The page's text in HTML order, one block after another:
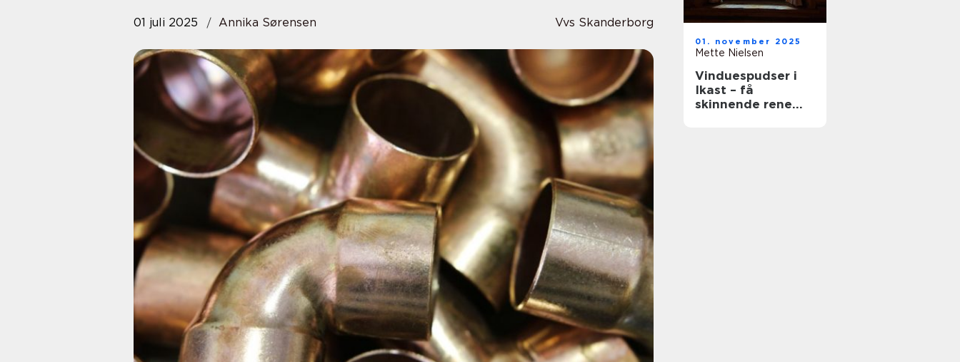
01 juli 2025 Annika Sørensen Vvs Skanderborg
01. november 2025
Mette Nielsen
Vinduespudser i
Ikast – få
skinnende rene